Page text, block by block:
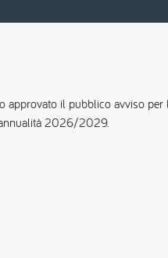
il pubblico avviso per
annualità 2026/2029.